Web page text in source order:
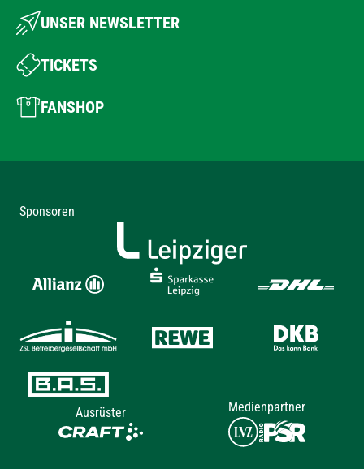
UNSER NEWSLETTER
TICKETS
FANSHOP
Sponsoren
Ausrüster Medienpartner